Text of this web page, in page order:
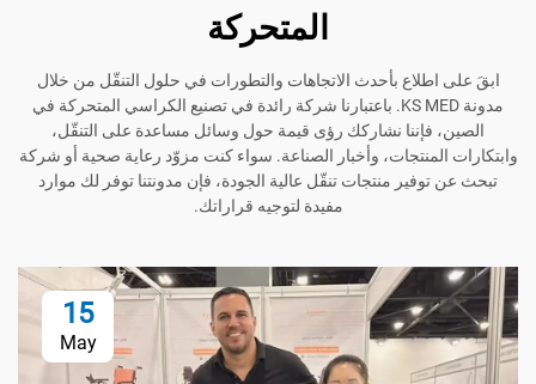
المتحركة
بأحدث الاتجاهات والتطورات في حلول التنقّل من خلال
مدونة KS MED. باعتبارنا شركة رائدة في تصنيع الكراسي المتحركة في
نشاركك رؤى قيمة حول وسائل مساعدة على التنقّل،
وأخبار الصناعة. سواء كنت مزوّد رعاية صحية أو شركة
منتجات تنقّل عالية الجودة، فإن مدونتنا توفر لك موارد
مفيدة لتوجيه قراراتك.
May